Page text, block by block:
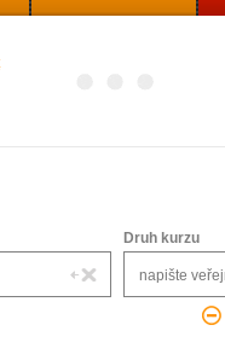
Druh kurzu